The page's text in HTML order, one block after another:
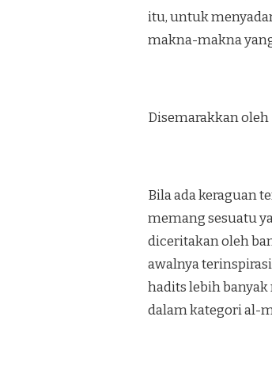
itu, untuk
makna-makna
Disemarakkan
Bila ada keraguan
memang sesuatu
diceritakan oleh
awalnya
hadits lebih
da­lam kategori al-